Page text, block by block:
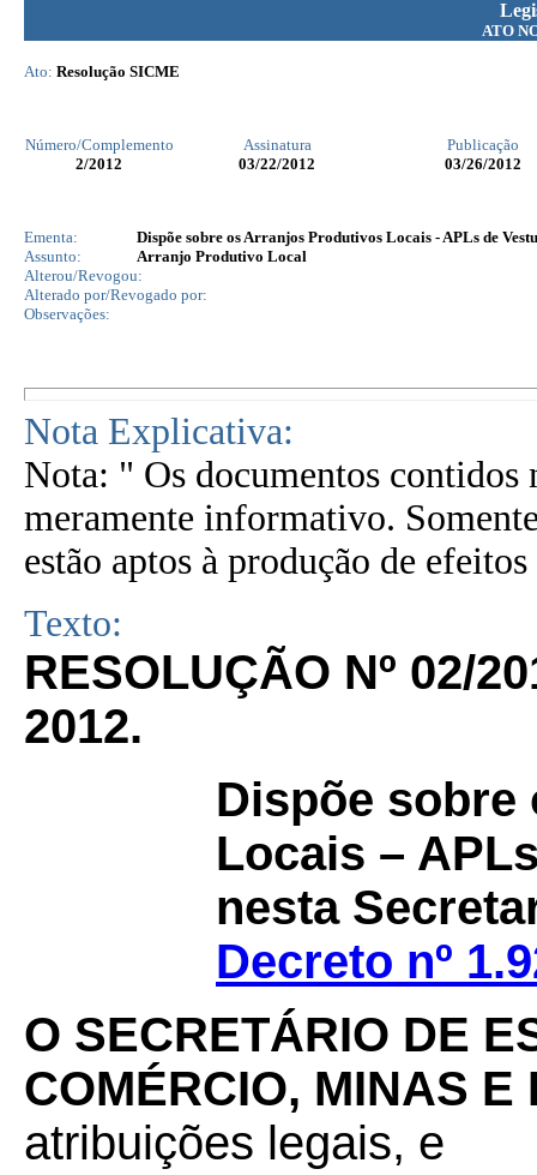
ATO
Ato: Resolução SICME
Número/Complemento Assinatura
Publicação
2/2012 03/22/2012 03/26/2012
Ementa:
Dispõe sobre os Arranjos Produtivos Locais - APLs de
Assunto:
Arranjo Produtivo Local
Alterou/Revogou:
Alterado por/Revogado por:
Observações:
Nota Explicativa:
Nota: " Os documentos contidos
meramente informativo.
estão aptos à produção de
Texto:
RESOLUÇÃO Nº 02/
2012.
Dispõe
Locais –
nesta
Decreto nº
O SECRETÁRIO DE
COMÉRCIO, MINAS E
atribuições legais, e